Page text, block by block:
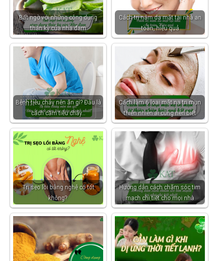
Bất ngờ với những công dụng
thần kỳ của nha đam
Cách trị nám da mặt tại nhà an
toàn, hiệu quả
Bệnh tiêu chảy nên ăn gì? Đâu là
cách cầm tiêu chảy…
Cách làm 6 loại mặt nạ trị mụn
thiên nhiên ai cũng nên biết
Trị sẹo lồi bằng nghệ có tốt
không?
Hướng dẫn cách chăm sóc tim
mạch chi tiết cho mọi nhà